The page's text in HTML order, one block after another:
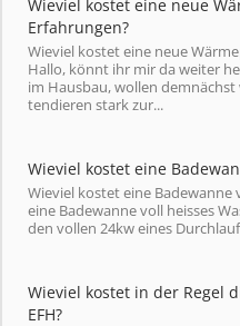
Wieviel kostet eine neue
Erfahrungen?
Wieviel kostet eine neue
Hallo, könnt ihr mir da weiter
im Hausbau, wollen
tendieren stark zur...
Wieviel kostet eine
Wieviel kostet eine Badewanne
eine Badewanne voll heisses
den vollen 24kw eines
Wieviel kostet in der Regel
EFH?